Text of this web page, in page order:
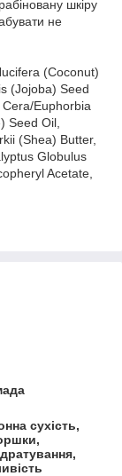
шкіру
не
(Coconut)
(Jojoba) Seed
Euphorbia
Seed Oil,
(Shea) Butter,
Globulus
Acetate,
сухість,